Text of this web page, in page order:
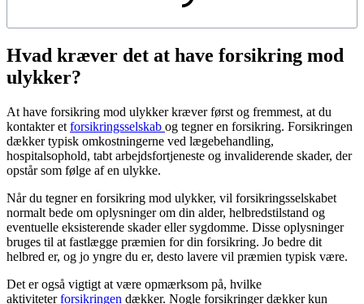
Hvad kræver det at have forsikring mod
ulykker?
At have forsikring mod ulykker kræver først og fremmest, at du
kontakter et forsikringsselskab og tegner en forsikring. Forsikringen
dækker typisk omkostningerne ved lægebehandling,
hospitalsophold, tabt arbejdsfortjeneste og invaliderende skader, der
opstår som følge af en ulykke.
Når du tegner en forsikring mod ulykker, vil forsikringsselskabet
normalt bede om oplysninger om din alder, helbredstilstand og
eventuelle eksisterende skader eller sygdomme. Disse oplysninger
bruges til at fastlægge præmien for din forsikring. Jo bedre dit
helbred er, og jo yngre du er, desto lavere vil præmien typisk være.
Det er også vigtigt at være opmærksom på, hvilke
aktiviteterforsikringen dækker. Nogle forsikringer dækker kun